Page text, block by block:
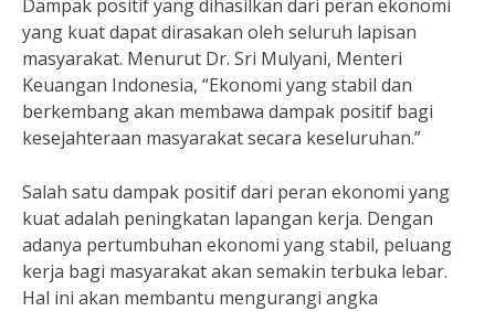
Dampak positif yang dihasilkan dari peran ekonomi
yang kuat dapat dirasakan oleh seluruh lapisan
masyarakat. Menurut Dr. Sri Mulyani, Menteri
Keuangan Indonesia, “Ekonomi yang stabil dan
berkembang akan membawa dampak positif bagi
kesejahteraan masyarakat secara keseluruhan.”
Salah satu dampak positif dari peran ekonomi yang
kuat adalah peningkatan lapangan kerja. Dengan
adanya pertumbuhan ekonomi yang stabil, peluang
kerja bagi masyarakat akan semakin terbuka lebar.
Hal ini akan membantu mengurangi angka